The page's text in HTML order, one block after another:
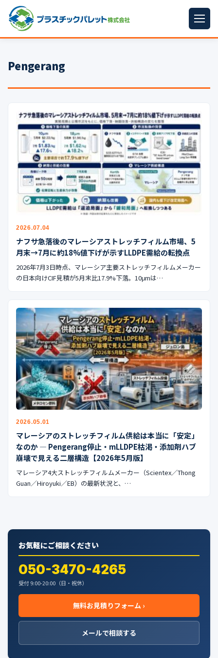
パレットサイズ
プラパレット ▼
コンテナ
中古パレット
再生原料
梱包資材
イラン情勢まとめ
公式ブログ
会社案内
🇺🇸🇰🇷🇹🇼🇻🇳
Pengerang
2026.07.04
ナフサ急落後のマレーシアストレッチフィルム市場、5
月末→7月に約18%値下げが示すLLDPE需給の転換点
2026年7月3日時点、マレーシア主要ストレッチフィルムメーカー
の日本向けCIF見積が5月末比17.9%下落。10μmは…
2026.05.01
マレーシアのストレッチフィルム供給は本当に「安定」
なのか — Pengerang停止・mLLDPE枯渇・添加剤ハブ
崩壊で見える二層構造【2026年5月版】
マレーシア4大ストレッチフィルムメーカー（Scientex／Thong
Guan／Hiroyuki／EB）の最新状況と、…
お気軽にご相談ください
050-3470-4265
受付 9:00-20:00（日・祝休）
無料お見積りフォーム ›
メールで相談する